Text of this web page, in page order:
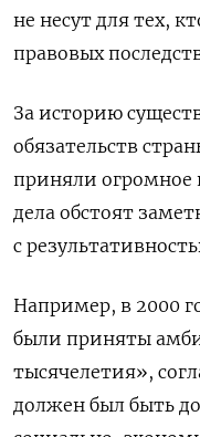
не несут для тех,
правовых
За историю
обязательств
приняли огромное
дела обстоят
с
Например, в 2000
были приняты
тысячелетия»,
должен был быть